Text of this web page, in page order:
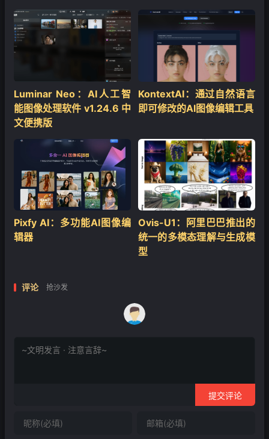
Luminar Neo：AI人工智
能图像处理软件 v1.24.6 中
文便携版
KontextAI：通过自然语言
即可修改的AI图像编辑工具
Pixfy AI：多功能AI图像编
辑器
Ovis-U1：阿里巴巴推出的
统一的多模态理解与生成模
型
评论 抢沙发
提交评论